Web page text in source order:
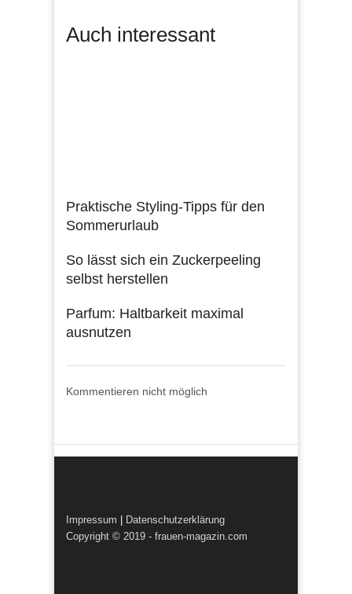
Auch interessant
Praktische Styling-Tipps für den
Sommerurlaub
So lässt sich ein Zuckerpeeling
selbst herstellen
Parfum: Haltbarkeit maximal
ausnutzen
Kommentieren nicht möglich
Impressum
Datenschutzerklärung
Copyright © 2019 - frauen-magazin.com